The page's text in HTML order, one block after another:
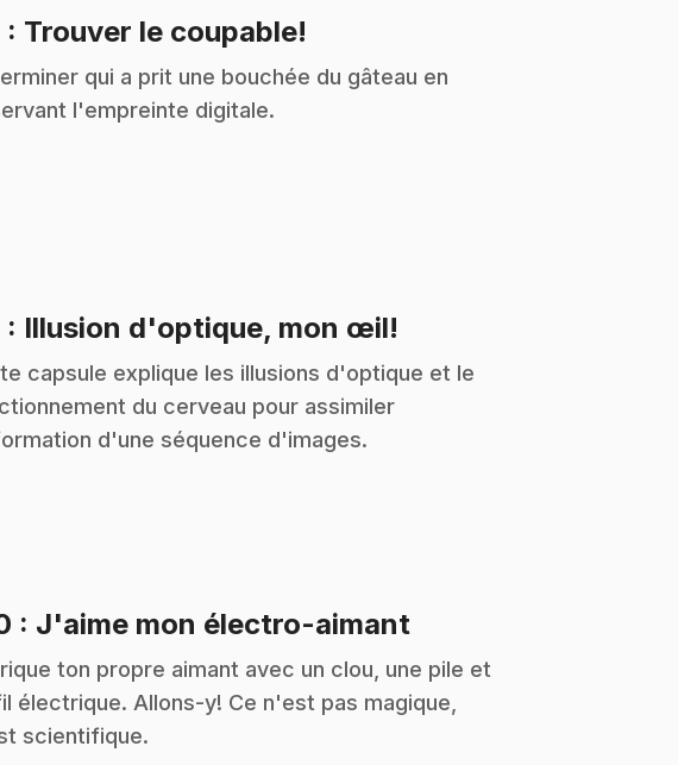
: Trouver le coupable!
qui a prit une bouchée du gâteau en
l'empreinte digitale.
: Illusion d'optique, mon œil!
capsule explique les illusions d'optique et le
du cerveau pour assimiler
d'une séquence d'images.
: J'aime mon électro-aimant.
ton propre aimant avec un clou, une pile et
électrique. Allons-y! Ce n'est pas magique,
scientifique.